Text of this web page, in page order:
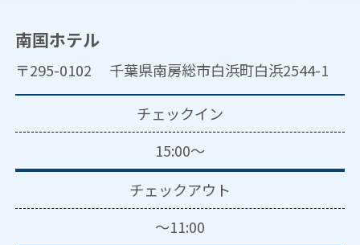
南国ホテル
〒295-0102 千葉県南房総市白浜町白浜2544-1
チェックイン
15:00～
チェックアウト
～11:00